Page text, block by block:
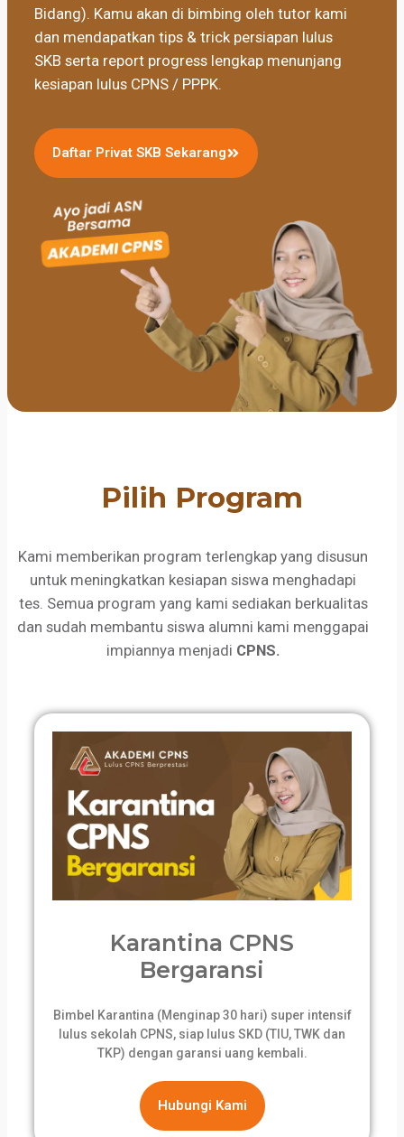
Bidang). Kamu akan di bimbing oleh tutor kami
dan mendapatkan tips & trick persiapan lulus
SKB serta report progress lengkap menunjang
kesiapan lulus CPNS / PPPK.
Daftar Privat SKB Sekarang
Pilih Program
Kami memberikan program terlengkap yang disusun
untuk meningkatkan kesiapan siswa menghadapi
tes. Semua program yang kami sediakan berkualitas
dan sudah membantu siswa alumni kami menggapai
impiannya menjadi CPNS.
Karantina CPNS
Bergaransi
Bimbel Karantina (Menginap 30 hari) super intensif
lulus sekolah CPNS, siap lulus SKD (TIU, TWK dan
TKP) dengan garansi uang kembali.
Hubungi Kami